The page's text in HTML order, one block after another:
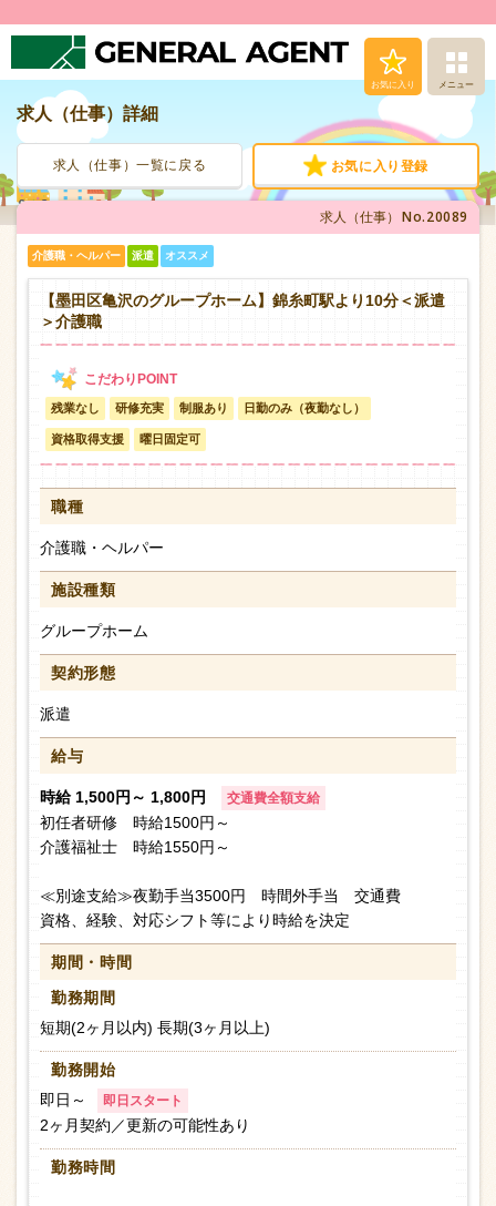
お気に入り メニュー
人材派遣サービス
転職支援サービス
登録から就業まで
お問い合わせ
求人（仕事）詳細
求人（仕事）一覧に戻る お気に入り登録
求人（仕事） No.20089
介護職・ヘルパー 派遣 オススメ
【墨田区亀沢のグループホーム】錦糸町駅より10分＜派遣
＞介護職
残業なし 研修充実 制服あり 日勤のみ（夜勤なし）
資格取得支援 曜日固定可
職種
介護職・ヘルパー
施設種類
グループホーム
契約形態
派遣
給与
時給 1,500円～ 1,800円 交通費全額支給
初任者研修 時給1500円～
介護福祉士 時給1550円～
≪別途支給≫夜勤手当3500円 時間外手当 交通費
資格、経験、対応シフト等により時給を決定
期間・時間
勤務期間
短期(2ヶ月以内) 長期(3ヶ月以上)
勤務開始
即日～
即日スタート
2ヶ月契約／更新の可能性あり
勤務時間